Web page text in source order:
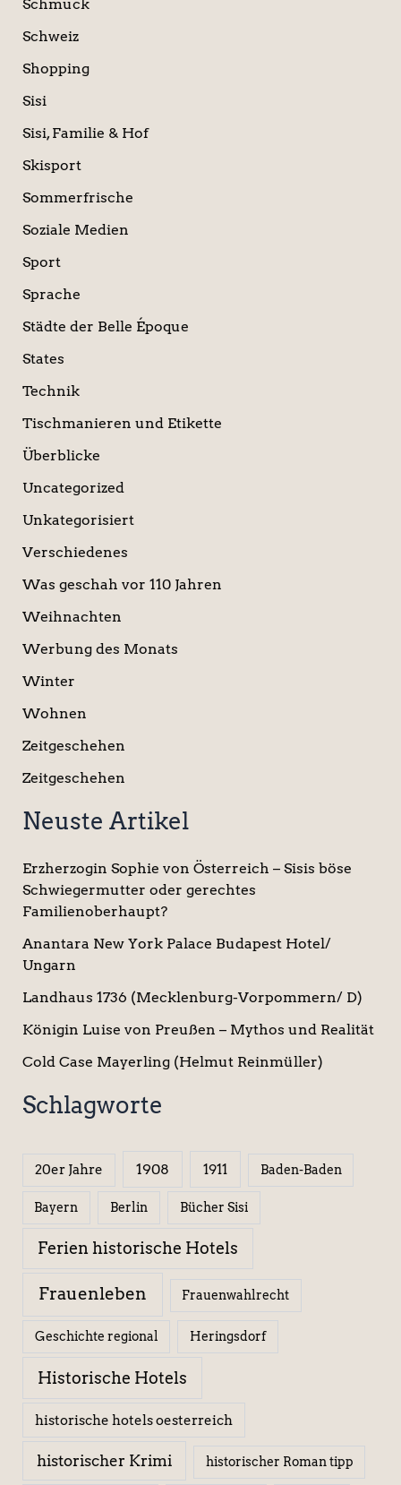
Schmuck
Schweiz
Shopping
Sisi
Sisi, Familie & Hof
Skisport
Sommerfrische
Soziale Medien
Sport
Sprache
Städte der Belle Époque
States
Technik
Tischmanieren und Etikette
Überblicke
Uncategorized
Unkategorisiert
Verschiedenes
Was geschah vor 110 Jahren
Weihnachten
Werbung des Monats
Winter
Wohnen
Zeitgeschehen
Zeitgeschehen
Neuste Artikel
Erzherzogin Sophie von Österreich – Sisis böse
Schwiegermutter oder gerechtes
Familienoberhaupt?
Anantara New York Palace Budapest Hotel/
Ungarn
Landhaus 1736 (Mecklenburg-Vorpommern/ D)
Königin Luise von Preußen – Mythos und Realität
Cold Case Mayerling (Helmut Reinmüller)
Schlagworte
20er Jahre 1908 1911 Baden-Baden
Bayern Berlin Bücher Sisi
Ferien historische Hotels
Frauenleben Frauenwahlrecht
Geschichte regional Heringsdorf
Historische Hotels
historische hotels oesterreich
historischer Krimi historischer Roman tipp